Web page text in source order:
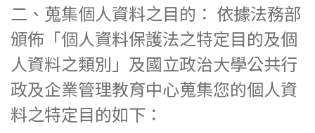
二、蒐集個人資料之目的： 依據法務部
頒佈「個人資料保護法之特定目的及個
人資料之類別」及國立政治大學公共行
政及企業管理教育中心蒐集您的個人資
料之特定目的如下：